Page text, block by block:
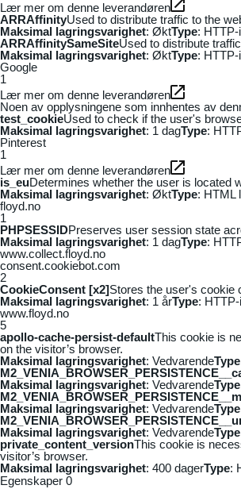
Lær mer om denne leverandøren
ARRAffinityUsed to distribute traffic to the
Maksimal lagringsvarighet: ØktType:
ARRAffinitySameSiteUsed to distribute
Maksimal lagringsvarighet: ØktType:
Google
1
Lær mer om denne leverandøren
Noen av opplysningene som innhentes av
test_cookieUsed to check if the user's
Maksimal lagringsvarighet: 1 dagType:
Pinterest
1
Lær mer om denne leverandøren
is_euDetermines whether the user is located
Maksimal lagringsvarighet: ØktType: HTML
floyd.no
1
PHPSESSIDPreserves user session state
Maksimal lagringsvarighet: 1 dagType:
www.collect.floyd.no
consent.cookiebot.com
2
CookieConsent [x2]Stores the user's cookie
Maksimal lagringsvarighet: 1 årType:
www.floyd.no
5
apollo-cache-persist-defaultThis cookie is
on the visitor’s browser.
Maksimal lagringsvarighet: VedvarendeType
Maksimal lagringsvarighet: VedvarendeType
Maksimal lagringsvarighet: VedvarendeType
Maksimal lagringsvarighet: VedvarendeType
private_content_versionThis cookie is
visitor’s browser.
Maksimal lagringsvarighet: 400 dagerType:
Egenskaper 0